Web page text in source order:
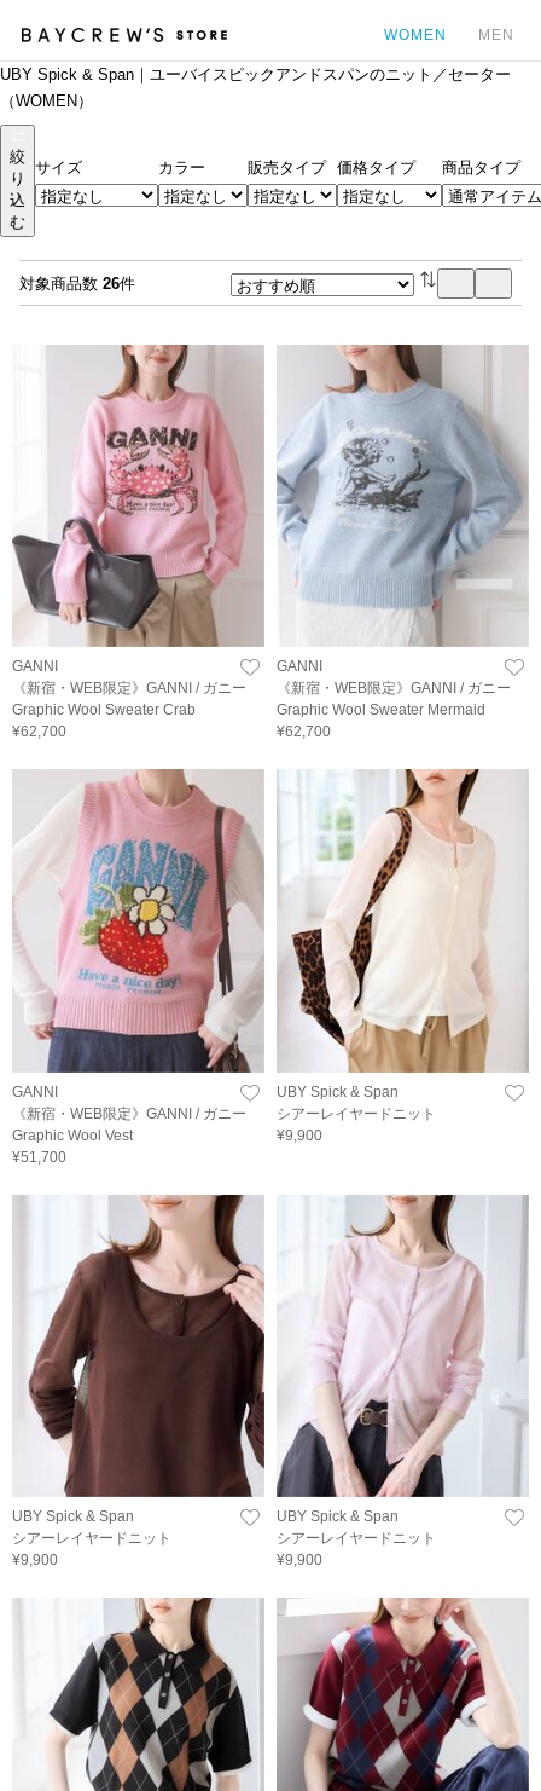
WOMEN MEN
UBY Spick & Span｜ユーバイスピックアンドスパンのニット／セーター
（WOMEN）
絞
り
込
む
サイズ カラー 販売タイプ 価格タイプ 商品タイプ
対象商品数 26件
GANNI
《新宿・WEB限定》GANNI / ガニー
Graphic Wool Sweater Crab
¥62,700
GANNI
《新宿・WEB限定》GANNI / ガニー
Graphic Wool Sweater Mermaid
¥62,700
GANNI
《新宿・WEB限定》GANNI / ガニー
Graphic Wool Vest
¥51,700
UBY Spick & Span
シアーレイヤードニット
¥9,900
UBY Spick & Span
シアーレイヤードニット
¥9,900
UBY Spick & Span
シアーレイヤードニット
¥9,900